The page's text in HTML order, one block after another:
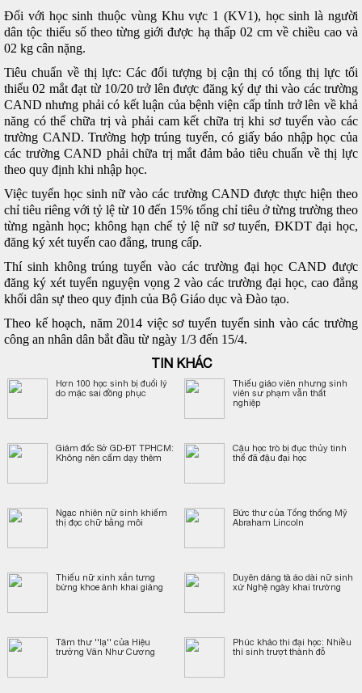
Đối với học sinh thuộc vùng Khu vực 1 (KV1), học sinh là người
dân tộc thiểu số theo từng giới được hạ thấp 02 cm về chiều cao và
02 kg cân nặng.
Tiêu chuẩn về thị lực: Các đối tượng bị cận thị có tổng thị lực tối
thiểu 02 mắt đạt từ 10/20 trở lên được đăng ký dự thi vào các trường
CAND nhưng phải có kết luận của bệnh viện cấp tỉnh trở lên về khả
năng có thể chữa trị và phải cam kết chữa trị khi sơ tuyển vào các
trường CAND. Trường hợp trúng tuyển, có giấy báo nhập học của
các trường CAND phải chữa trị mắt đảm bảo tiêu chuẩn về thị lực
theo quy định khi nhập học.
Việc tuyển học sinh nữ vào các trường CAND được thực hiện theo
chỉ tiêu riêng với tỷ lệ từ 10 đến 15% tổng chỉ tiêu ở từng trường theo
từng ngành học; không hạn chế tỷ lệ nữ sơ tuyển, ĐKDT đại học,
đăng ký xét tuyển cao đẳng, trung cấp.
Thí sinh không trúng tuyển vào các trường đại học CAND được
đăng ký xét tuyển nguyện vọng 2 vào các trường đại học, cao đẳng
khối dân sự theo quy định của Bộ Giáo dục và Đào tạo.
Theo kế hoạch, năm 2014 việc sơ tuyển tuyển sinh vào các trường
công an nhân dân bắt đầu từ ngày 1/3 đến 15/4.
TIN KHÁC
Hơn 100 học sinh bị đuổi lý
do mặc sai đồng phục
Thiếu giáo viên nhưng sinh
viên sư phạm vẫn thất
nghiệp
Giám đốc Sở GD-ĐT TPHCM:
Không nên cấm dạy thêm
Cậu học trò bị đục thủy tinh
thể đã đậu đại học
Ngạc nhiên nữ sinh khiếm
thị đọc chữ bằng môi
Bức thư của Tổng thống Mỹ
Abraham Lincoln
Thiếu nữ xinh xắn tưng
bừng khoe ảnh khai giảng
Duyên dáng tà áo dài nữ sinh
xứ Nghệ ngày khai trường
Tâm thư ''lạ'' của Hiệu
trưởng Văn Như Cương
Phúc khảo thi đại học: Nhiều
thí sinh trượt thành đỗ